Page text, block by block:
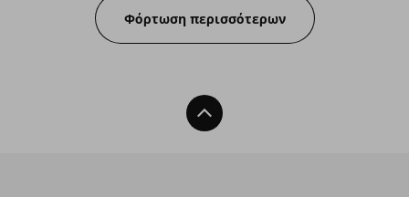
Φόρτωση περισσότερων
Back To Top